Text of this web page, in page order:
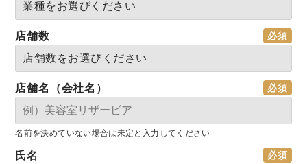
店舗数
店舗名（会社名）
名前を決めていない場合は未定と入力してください
氏名